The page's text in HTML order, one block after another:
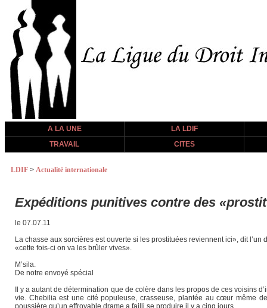
A LA UNE
LA LDIF
TRAVAIL
CITES
LDIF > Actualité internationale
Expéditions punitives contre des
le 07.07.11
La chasse aux sorcières est ouverte si les prostituées reviennent ici», dit
«cette fois-ci on va les brûler vives».
M’sila.
De notre envoyé spécial
Il y a autant de détermination que de colère dans les propos de ces voisins
vie. Chebilia est une cité populeuse, crasseuse, plantée au cœur même